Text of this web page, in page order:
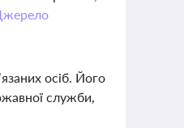
осіб. Його
служби,